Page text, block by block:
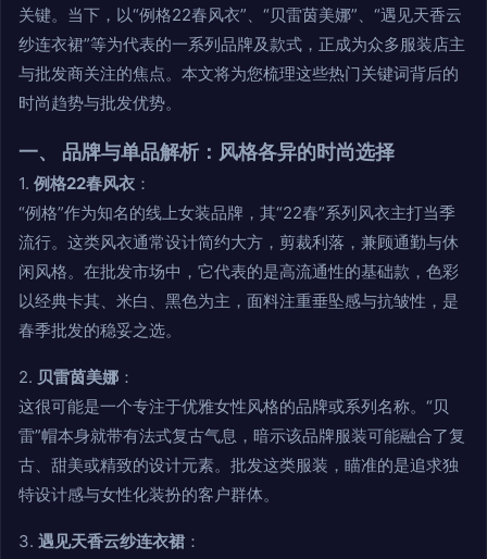
关键。当下，以“例格22春风衣”、“贝雷茵美娜”、“遇见天香云
纱连衣裙”等为代表的一系列品牌及款式，正成为众多服装店主
与批发商关注的焦点。本文将为您梳理这些热门关键词背后的
时尚趋势与批发优势。
一、 品牌与单品解析：风格各异的时尚选择
1. 例格22春风衣 ：
“例格”作为知名的线上女装品牌，其“22春”系列风衣主打当季
流行。这类风衣通常设计简约大方，剪裁利落，兼顾通勤与休
闲风格。在批发市场中，它代表的是高流通性的基础款，色彩
以经典卡其、米白、黑色为主，面料注重垂坠感与抗皱性，是
春季批发的稳妥之选。
2. 贝雷茵美娜 ：
这很可能是一个专注于优雅女性风格的品牌或系列名称。“贝
雷”帽本身就带有法式复古气息，暗示该品牌服装可能融合了复
古、甜美或精致的设计元素。批发这类服装，瞄准的是追求独
特设计感与女性化装扮的客户群体。
3. 遇见天香云纱连衣裙 ：